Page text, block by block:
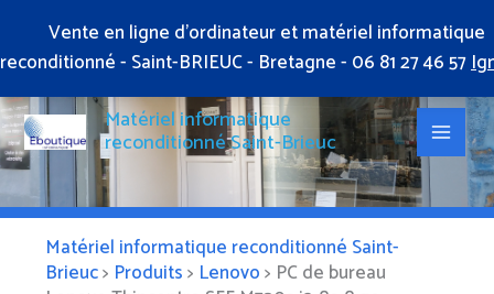
Vente en ligne d'ordinateur et matériel informatique
reconditionné - Saint-BRIEUC - Bretagne - 06 81 27 46 57
contenu
Matériel informatique
reconditionné Saint-Brieuc
Matériel informatique reconditionné Saint-
Brieuc> Produits> Lenovo> PC de bureau